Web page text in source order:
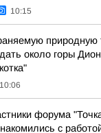
10:15
природную
около горы
10:06
форума
с